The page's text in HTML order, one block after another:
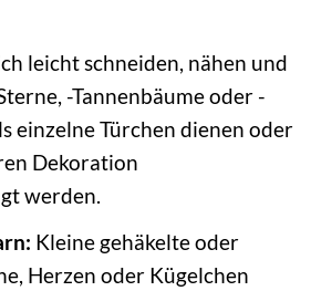
leicht schneiden, nähen und
-Tannenbäume oder -
einzelne Türchen dienen oder
Dekoration
werden.
Kleine gehäkelte oder
Herzen oder Kügelchen